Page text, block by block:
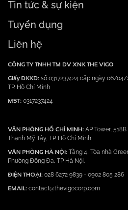
Tin tức & sự kiện
Tuyển dụng
Liên hệ
CÔNG TY TNHH TM DV XNK THE VIGO
Giấy ĐKKD: số 0317237424 cấp ngày 06/
TP. Hồ Chí Minh
MST: 0317237424
VĂN PHÒNG HỒ CHÍ MINH: AP Tower,
Thạnh Mỹ Tây, TP. Hồ Chí Minh
VĂN PHÒNG HÀ NỘI: Tầng 4, Tòa nhà
Phường Đống Đa, TP Hà Nội.
ĐIỆN THOẠI: 028 6272 9839 - 0902 805 286
EMAIL: contact@thevigocorp.com